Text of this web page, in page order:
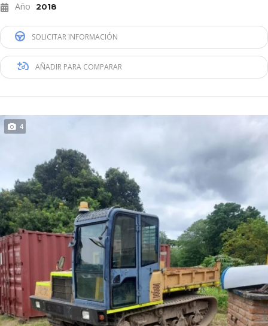
Año 2018
SOLICITAR INFORMACIÓN
AÑADIR PARA COMPARAR
4